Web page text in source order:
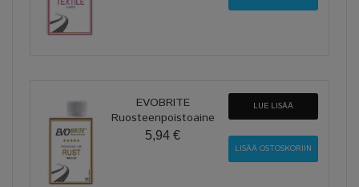
EVOBRITE
Ruosteenpoistoaine
5,94 €
LUE LISÄÄ